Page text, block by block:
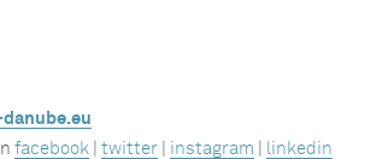
facebook twitter instagram linkedin